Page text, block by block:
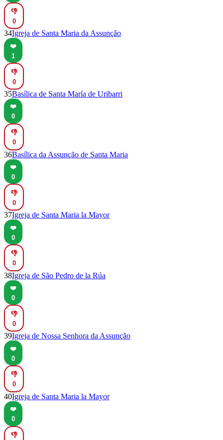
👎
0
34Igreja de Santa Maria da Assunção
❤️
1
👎
0
35Basílica de Santa María de Uribarri
❤️
0
👎
0
36Basílica da Assunção de Santa Maria
❤️
0
👎
0
37Igreja de Santa Maria la Mayor
❤️
0
👎
0
38Igreja de São Pedro de la Rúa
❤️
0
👎
0
39Igreja de Nossa Senhora da Assunção
❤️
0
👎
0
40Igreja de Santa Maria la Mayor
❤️
0
👎